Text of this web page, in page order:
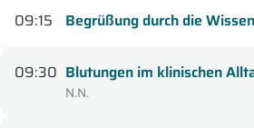
09:15 Begrüßung durch die
09:30 Blutungen im klinischen
N.N.